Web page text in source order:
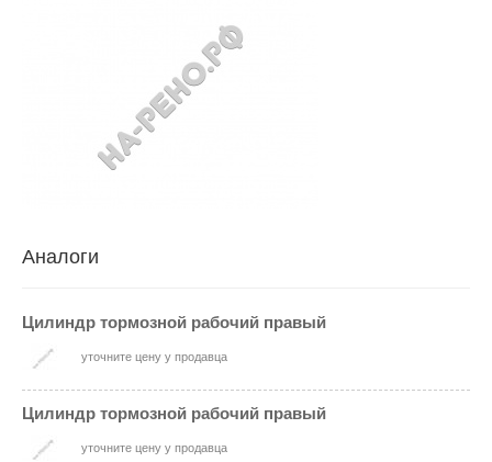
Аналоги
Цилиндр тормозной рабочий правый
уточните цену у продавца
Цилиндр тормозной рабочий правый
уточните цену у продавца